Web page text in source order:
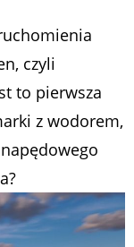
czyli
to pierwsza
z wodorem,